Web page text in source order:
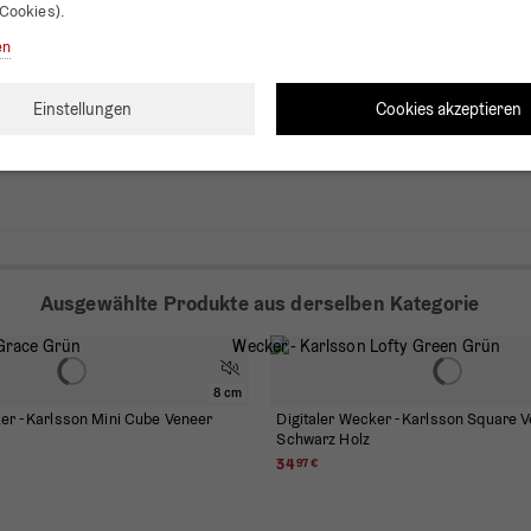
Ausgewählte Produkte aus derselben Kategorie
8 cm
- Karlsson Mini Cube Veneer
Digitaler Wecker - Karlsson Square
Schwarz Holz
3497 €
Einstellungen Cookies akzeptieren